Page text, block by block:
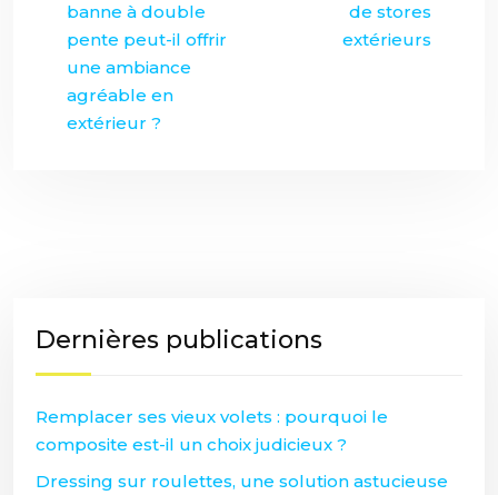
banne à double
pente peut-il offrir
une ambiance
agréable en
extérieur ?
de stores
extérieurs
Dernières publications
Remplacer ses vieux volets : pourquoi le
composite est-il un choix judicieux ?
Dressing sur roulettes, une solution astucieuse